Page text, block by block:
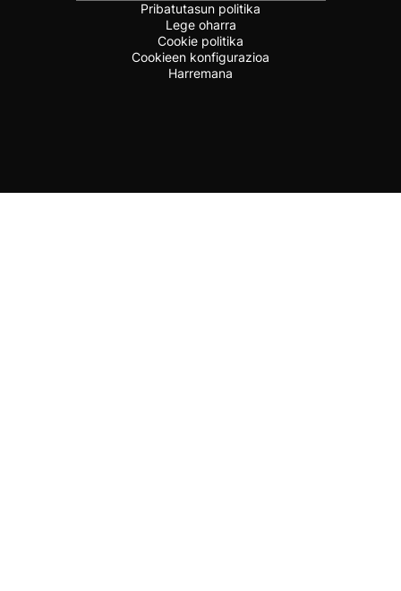
Pribatutasun politika
Lege oharra
Cookie politika
Cookieen konfigurazioa
Harremana